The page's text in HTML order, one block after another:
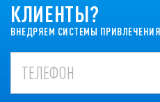
КЛИЕНТЫ?
ВНЕДРЯЕМ СИСТЕМЫ